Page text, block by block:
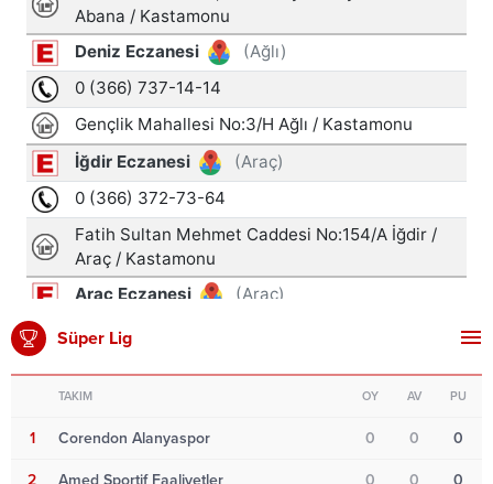
Süper Lig
TAKIM OY AV PU
1 Corendon Alanyaspor 0 0 0
2 Amed Sportif Faaliyetler 0 0 0